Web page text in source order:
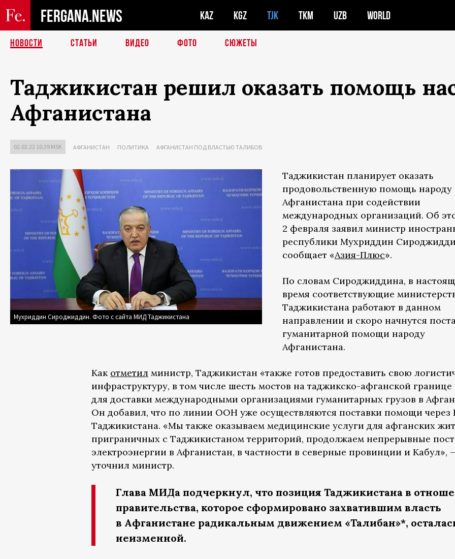
FERGANA.NEWS KAZ KGZ TJK TKM UZB WORLD
НОВОСТИ СТАТЬИ ВИДЕО ФОТО СЮЖЕТЫ
Таджикистан решил оказать помощь
Афганистана
02.02.22 10:39 MSK АФГАНИСТАН ПОЛИТИКА АФГАНИСТАН ПОД ВЛАСТЬЮ ТАЛИБОВ
Мухриддин Сироджиддин. Фото с сайта МИД Таджикистана
Таджикистан планирует оказать
продовольственную помощь народу
Афганистана при содействии
международных организаций. Об
2 февраля заявил министр
республики Мухриддин
сообщает «Азия-Плюс».
По словам Сироджиддина, в
время соответствующие
Таджикистана работают в данном
направлении и скоро начнутся
гуманитарной помощи народу
Афганистана.
Как отметил министр, Таджикистан «также готов предоставить свою
инфраструктуру, в том числе шесть мостов на таджикско-афганской границе
для доставки международными организациями гуманитарных грузов в
Он добавил, что по линии ООН уже осуществляются поставки помощи через
Таджикистана. «Мы также оказываем медицинские услуги для афганских
приграничных с Таджикистаном территорий, продолжаем непрерывные
электроэнергии в Афганистан, в частности в северные провинции и Кабул»,
уточнил министр.
Глава МИДа подчеркнул, что позиция Таджикистана в
правительства, которое сформировано захватившим власть
в Афганистане радикальным движением «Талибан»*,
неизменной.